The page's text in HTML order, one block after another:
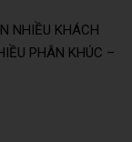
NHIỀU KHÁCH
PHÂN KHÚC –